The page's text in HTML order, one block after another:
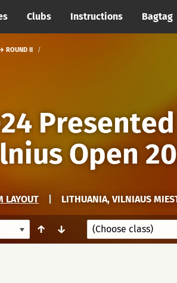
Clubs Instructions Bagtag
ROUND II
Open
LAYOUT LITHUANIA, VILNIAUS
↑ ↓